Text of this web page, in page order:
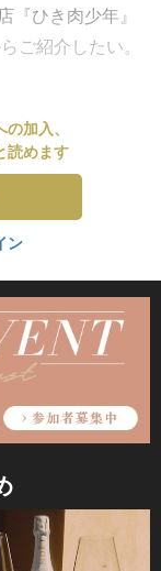
ひき肉少年』
ご紹介したい。
加入、
読めます
ン